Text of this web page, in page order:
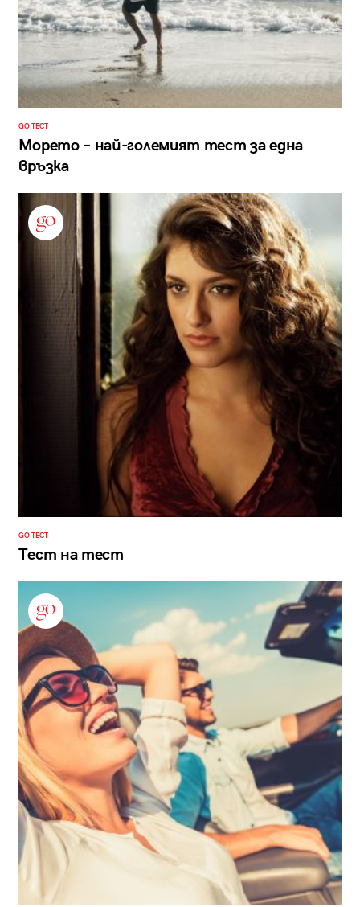
GO ТЕСТ
Морето – най-големият тест за една
връзка
GO ТЕСТ
Тест на тест